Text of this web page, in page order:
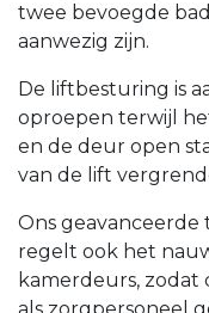
twee bevoegde
aanwezig zijn.
De liftbesturing is
oproepen terwijl
en de deur open
van de lift
Ons
regelt ook het
kamerdeurs, zodat